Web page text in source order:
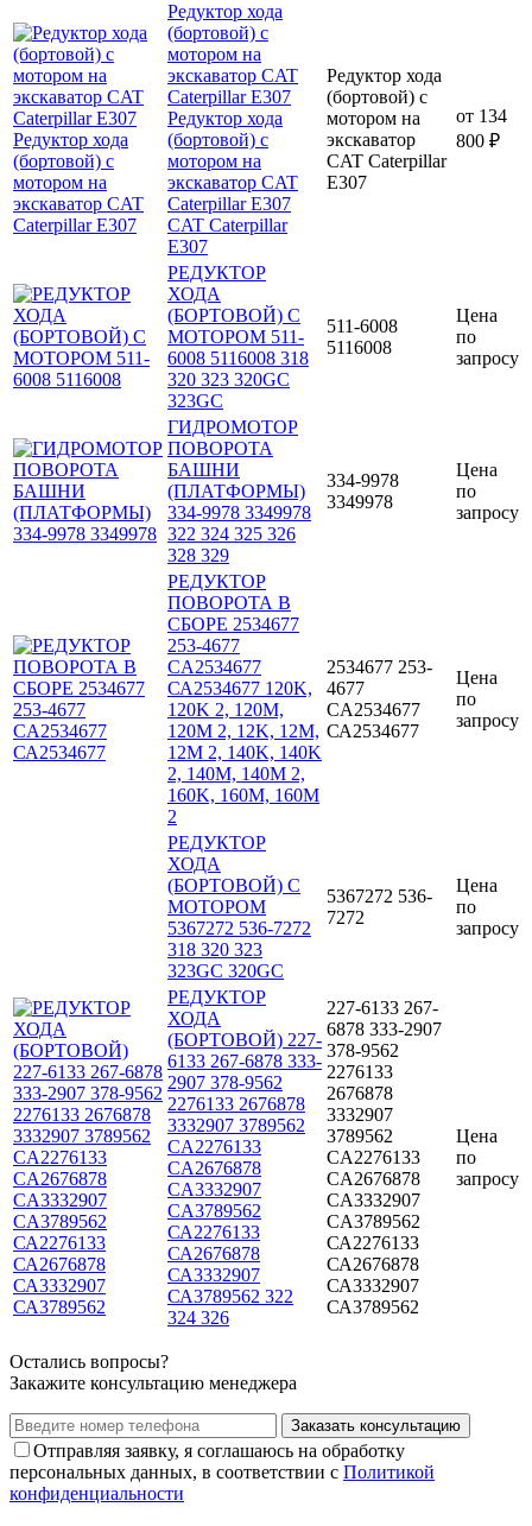
Редуктор хода
(бортовой) с
мотором на
экскаватор CAT
Caterpillar E307
Редуктор хода
(бортовой) с
мотором на
экскаватор CAT
Caterpillar E307
CAT Caterpillar
E307
Редуктор хода
(бортовой) с
мотором на
экскаватор
CAT Caterpillar
E307
от 134
800 ₽
РЕДУКТОР
ХОДА
(БОРТОВОЙ) С
МОТОРОМ 511-
6008 5116008 318
320 323 320GC
323GC
511-6008
5116008
Цена
по
запросу
ГИДРОМОТОР
ПОВОРОТА
БАШНИ
(ПЛАТФОРМЫ)
334-9978 3349978
322 324 325 326
328 329
334-9978
3349978
Цена
по
запросу
РЕДУКТОР
ПОВОРОТА В
СБОРЕ 2534677
253-4677
CA2534677
СА2534677 120K,
120K 2, 120M,
120M 2, 12K, 12M,
12M 2, 140K, 140K
2, 140M, 140M 2,
160K, 160M, 160M
2
2534677 253-
4677
CA2534677
СА2534677
Цена
по
запросу
РЕДУКТОР
ХОДА
(БОРТОВОЙ) С
МОТОРОМ
5367272 536-7272
318 320 323
323GC 320GC
5367272 536-
7272
Цена
по
запросу
РЕДУКТОР
ХОДА
(БОРТОВОЙ) 227-
6133 267-6878 333-
2907 378-9562
2276133 2676878
3332907 3789562
CA2276133
CA2676878
CA3332907
CA3789562
СА2276133
СА2676878
СА3332907
СА3789562 322
324 326
227-6133 267-
6878 333-2907
378-9562
2276133
2676878
3332907
3789562
CA2276133
CA2676878
CA3332907
CA3789562
СА2276133
СА2676878
СА3332907
СА3789562
Цена
по
запросу
Остались вопросы?
Закажите консультацию менеджера
Заказать консультацию
Отправляя заявку, я соглашаюсь на обработку
персональных данных, в соответствии с Политикой
конфиденциальности